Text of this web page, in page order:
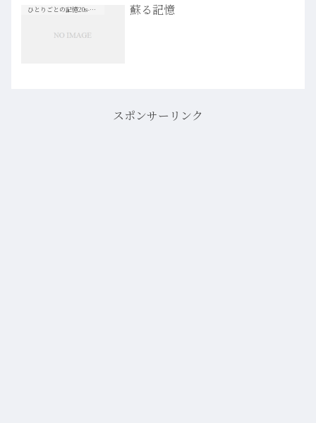
ひとりごとの記憶20s-30s 蘇る記憶
スポンサーリンク